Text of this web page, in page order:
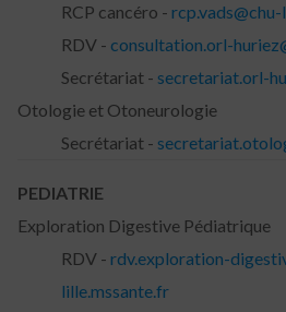
RCP cancéro -
RDV - consultation.orl-
Secrétariat - secretariat.orl-
Otologie et Otoneurologie
Secrétariat -
PEDIATRIE
Exploration Digestive Pédiatrique
RDV - rdv.exploration-
lille.mssante.fr